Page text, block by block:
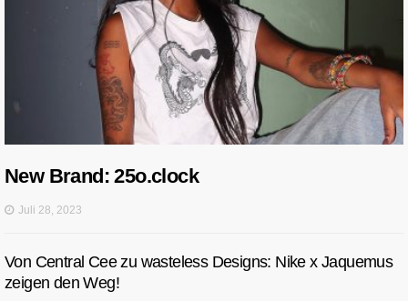
New Brand: 25o.clock
Juli 28, 2023
Von Central Cee zu wasteless Designs: Nike x Jaquemus
zeigen den Weg!